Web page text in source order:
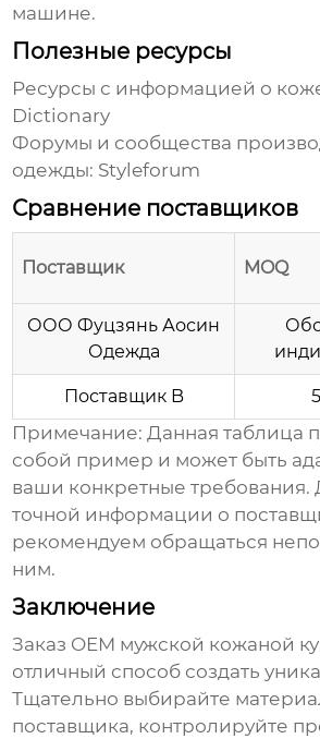
машине.
Полезные ресурсы
Ресурсы с информацией о
Dictionary
Форумы и сообщества
одежды: Styleforum
Сравнение поставщиков
Поставщик MOQ
ООО Фуцзянь Аосин
Одежда
Поставщик B
Примечание: Данная таблица
собой пример и может быть
ваши конкретные требования.
точной информации о
рекомендуем обращаться
ним.
Заключение
Заказ OEM мужской кожаной
отличный способ создать
Тщательно выбирайте
поставщика, контролируйте